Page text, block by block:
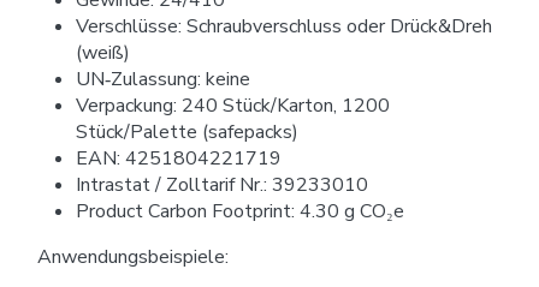
Verschlüsse: Schraubverschluss oder Drück&Dreh
(weiß)
UN‑Zulassung: keine
Verpackung: 240 Stück/Karton, 1200
Stück/Palette (safepacks)
EAN: 4251804221719
Intrastat / Zolltarif Nr.: 39233010
Product Carbon Footprint: 4.30 g CO₂e
Anwendungsbeispiele: